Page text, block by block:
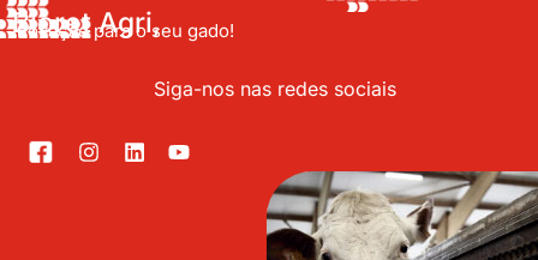
Bioret Agri,
Inovação para o seu gado!
Siga-nos nas redes sociais